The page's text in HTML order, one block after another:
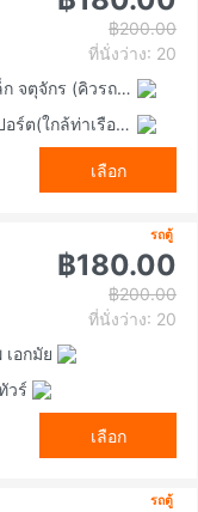
฿200.00
ที่นั่งว่าง: 20
สถานีเดินรถโดยสารขนาดเล็ก จตุจักร (คิวรถตู้หมอชิต 2)
จุดจอดพัทยาใต้ ทีทัวร์ทรานสปอร์ต(ใกล้ท่าเรือแหลมบาลีฮาย)
เลือก
รถตู้
฿180.00
฿200.00
ที่นั่งว่าง: 20
อกมัย
วร์
เลือก
รถตู้